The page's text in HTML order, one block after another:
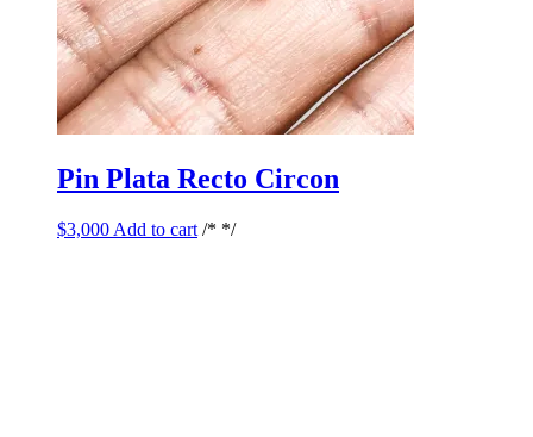
Pin Plata Recto Circon
$3,000 Add to cart /* */